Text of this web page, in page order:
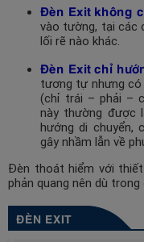
Đèn Exit không
vào tường, tại các
lối rẽ nào khác.
Đèn Exit chỉ
tương tự nhưng
(chỉ trái – phải –
này thường được
hướng di chuyển,
gây nhầm lẫn về
Đèn thoát hiểm với
phản quang nên dù
ĐÈN EXIT